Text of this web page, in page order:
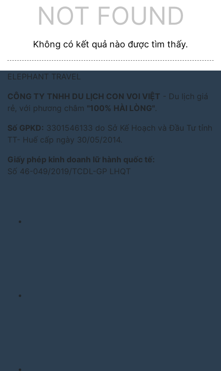
NOT FOUND
Không có kết quả nào được tìm thấy.
ELEPHANT TRAVEL
CÔNG TY TNHH DU LỊCH CON VOI VIỆT - Du lịch giá
rẻ, với phương châm "100% HÀI LÒNG".
Số GPKD: 3301546133 do Sở Kế Hoạch và Đầu Tư tỉnh
TT- Huế cấp ngày 30/05/2014.
Giấy phép kinh doanh lữ hành quốc tế:
Số 46-049/2019/TCDL-GP LHQT